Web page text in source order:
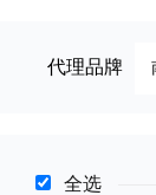
代理品牌
全选